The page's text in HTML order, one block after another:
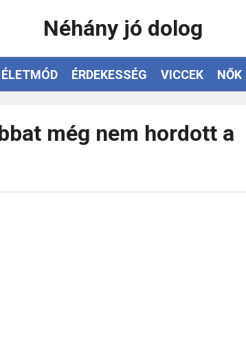
Néhány jó dolog
ÉLETMÓD ÉRDEKESSÉG VICCEK NŐK
még nem hordott a